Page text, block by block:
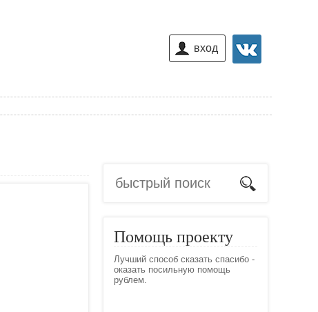
вход
Помощь проекту
Лучший способ сказать спасибо -
оказать посильную помощь
рублем.